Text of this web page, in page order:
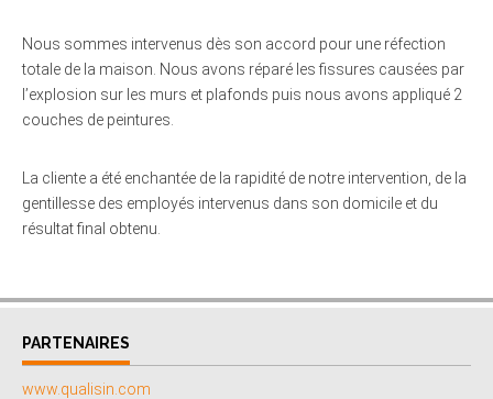
Nous sommes intervenus dès son accord pour une réfection
totale de la maison. Nous avons réparé les fissures causées par
l’explosion sur les murs et plafonds puis nous avons appliqué 2
couches de peintures.
La cliente a été enchantée de la rapidité de notre intervention, de la
gentillesse des employés intervenus dans son domicile et du
résultat final obtenu.
PARTENAIRES
www.qualisin.com